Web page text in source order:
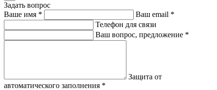
Задать вопрос
Ваше имя * Ваш email *
Телефон для связи
Ваш вопрос, предложение *
Защита от
автоматического заполнения *